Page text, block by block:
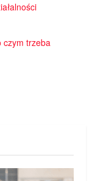
czym trzeba